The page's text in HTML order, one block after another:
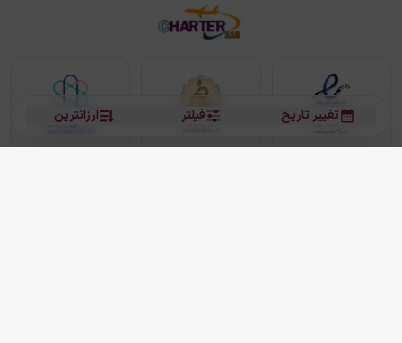
ارزانترین فیلتر تغییر تاریخ